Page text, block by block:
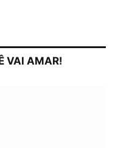
VAI AMAR!